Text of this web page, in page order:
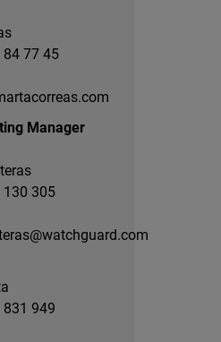
84 77 45
Manager
130 305
831 949